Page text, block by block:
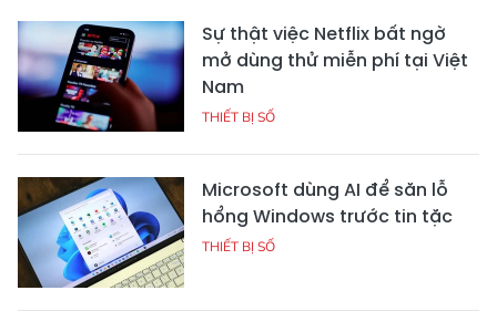
Sự thật việc Netflix bất ngờ
mở dùng thử miễn phí tại Việt
Nam
THIẾT BỊ SỐ
Microsoft dùng AI để săn lỗ
hổng Windows trước tin tặc
THIẾT BỊ SỐ